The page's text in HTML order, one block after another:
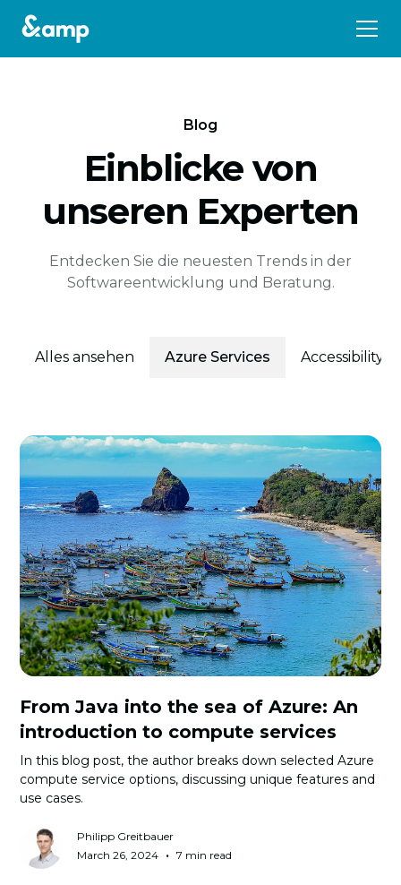
Blog
Einblicke von
unseren Experten
Entdecken Sie die neuesten Trends in der
Softwareentwicklung und Beratung.
Alles ansehen Azure Services Accessibility
From Java into the sea of Azure: An
introduction to compute services
In this blog post, the author breaks down selected Azure
compute service options, discussing unique features and
use cases.
Philipp Greitbauer
March 26, 2024 • 7 min read